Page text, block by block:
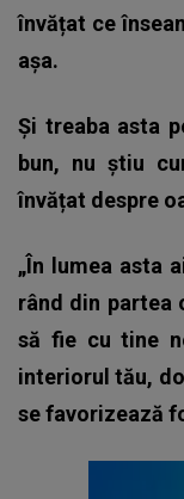
învățat ce
așa.
Și treaba asta
bun, nu știu
învățat despre
„În lumea asta
rând din partea
să fie cu tine
interiorul tău,
se favorizează